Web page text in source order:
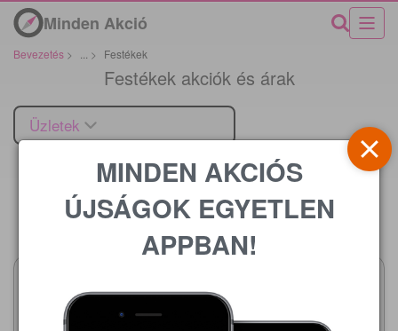
Minden Akció
Bevezetés > > Festékek
Festékek akciók és árak
Üzletek
Ár
MINDEN AKCIÓS
ÚJSÁGOK EGYETLEN
APPBAN!